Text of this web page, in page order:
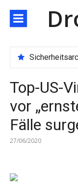
zum
Inhalt
Top-US-
vor
Fälle
27/06/2020